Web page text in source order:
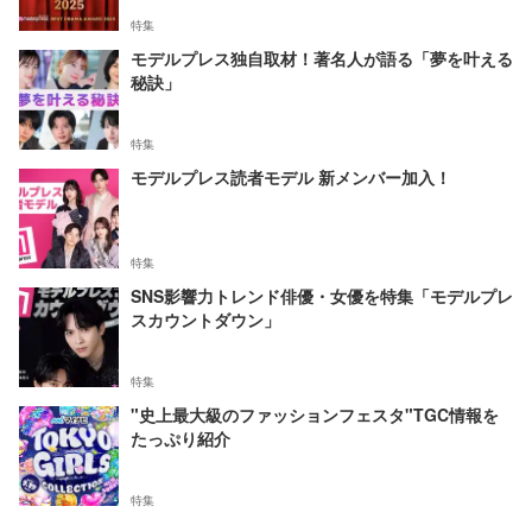
特集
モデルプレス独自取材！著名人が語る「夢を叶える
秘訣」
特集
モデルプレス読者モデル 新メンバー加入！
特集
SNS影響力トレンド俳優・女優を特集「モデルプレ
スカウントダウン」
特集
"史上最大級のファッションフェスタ"TGC情報を
たっぷり紹介
特集